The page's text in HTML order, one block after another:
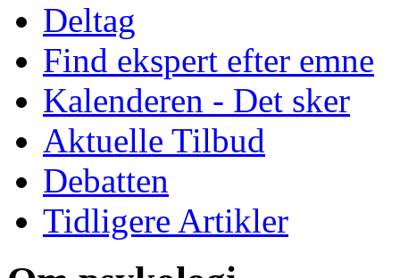
Deltag
Find ekspert efter emne
Kalenderen - Det sker
Aktuelle Tilbud
Debatten
Tidligere Artikler